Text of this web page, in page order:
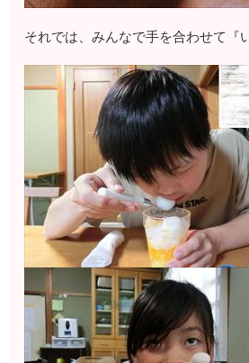
それでは、みんなで手を合わせて『